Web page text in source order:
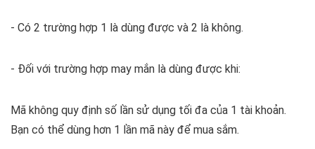
- Có 2 trường hợp 1 là dùng được và 2 là không.
- Đối với trường hợp may mắn là dùng được khi:
Mã không quy định số lần sử dụng tối đa của 1 tài khoản.
Bạn có thể dùng hơn 1 lần mã này để mua sắm.